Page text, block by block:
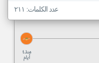
عدد الكلمات: ٢١١
منذ ٤
أيام